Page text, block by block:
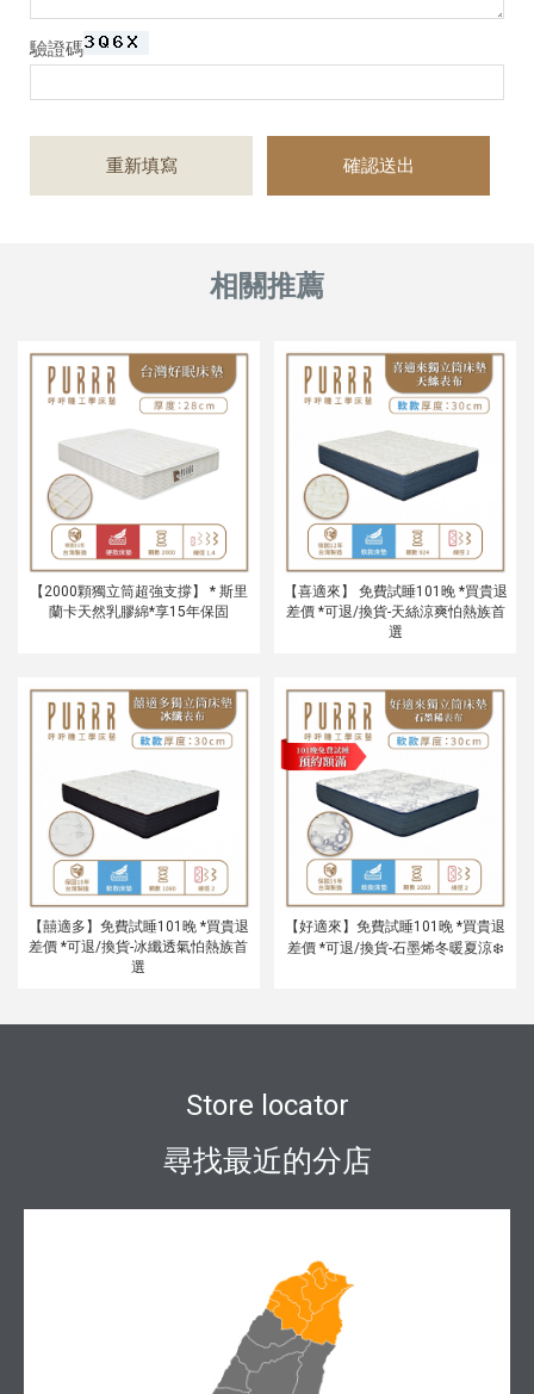
驗證碼
【2000顆獨立筒超強支撐】 * 斯里
蘭卡天然乳膠綿*享15年保固
【喜適來】 免費試睡101晚 *買貴退
差價 *可退/換貨-天絲涼爽怕熱族首
選
【囍適多】免費試睡101晚 *買貴退
差價 *可退/換貨-冰纖透氣怕熱族首
選
【好適來】免費試睡101晚 *買貴退
差價 *可退/換貨-石墨烯冬暖夏涼❄️
Store locator
尋找最近的分店